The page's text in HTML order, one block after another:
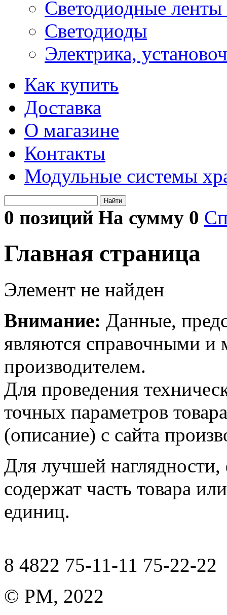
Светодиодные
Светодиоды
Электрика,
Как купить
Доставка
О магазине
Контакты
Модульные системы
Найти
0 позиций На сумму 0
Главная страница
Элемент не найден
Внимание: Данные,
являются справочными и
производителем.
Для проведения
точных параметров
(описание) с сайта
Для лучшей наглядности,
содержат часть товара
единиц.
8 4822 75-11-11 75-22-22
© РМ, 2022